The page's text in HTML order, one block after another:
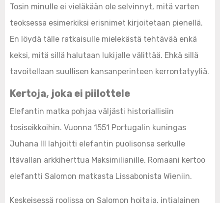
Tosin minulle ei vieläkään ole selvinnyt, mitä varten
teoksessa esimerkiksi erisnimet kirjoitetaan pienellä.
En löydä tälle ratkaisulle mielekästä tehtävää enkä
keksi, mitä sillä halutaan lukijalle välittää. Ehkä sillä
tavoitellaan suullisen kansanperinteen kerrontatyyliä.
Kertoja, joka ei piilottele
Elefantin matka pohjaa väljästi historiallisiin
tosiseikkoihin. Vuonna 1551 Portugalin kuningas
Juhana III lahjoitti elefantin puolisonsa serkulle
Itävallan arkkiherttua Maksimilianille. Romaani kertoo
elefantti Salomon matkasta Lissabonista Wieniin.
Keskeisessä roolissa on Salomon hoitaja, intialainen